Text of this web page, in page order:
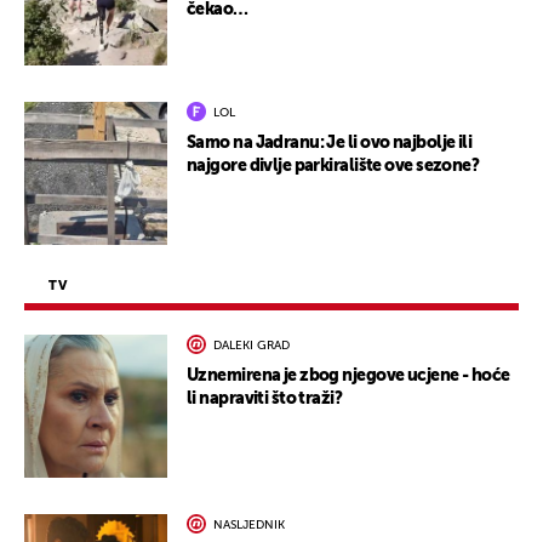
čekao…
LOL
Samo na Jadranu: Je li ovo najbolje ili
najgore divlje parkiralište ove sezone?
TV
DALEKI GRAD
Uznemirena je zbog njegove ucjene - hoće
li napraviti što traži?
NASLJEDNIK